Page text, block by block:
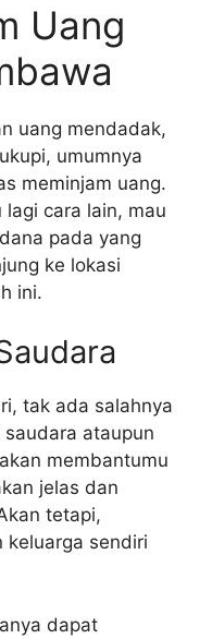
Uang
uang mendadak,
umumnya
meminjam uang.
cara lain, mau
pada yang
ke lokasi
ini.
tak ada salahnya
ataupun
membantumu
jelas dan
tetapi,
keluarga sendiri
dapat